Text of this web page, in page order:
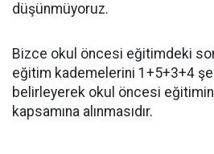
düşünmüyoruz.
Bizce okul öncesi eğitimdeki
eğitim kademelerini 1+5+3+4
belirleyerek okul öncesi
kapsamına alınmasıdır.